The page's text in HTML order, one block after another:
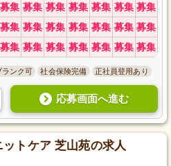
募集 募集 募集 募集 募集 募集 募集
募集 募集 募集 募集 募集 募集 募集
募集 募集 募集 募集 募集 募集 募集
ランク可 社会保険完備 正社員登用あり
応募画面へ進む
トケア 芝山苑の求人